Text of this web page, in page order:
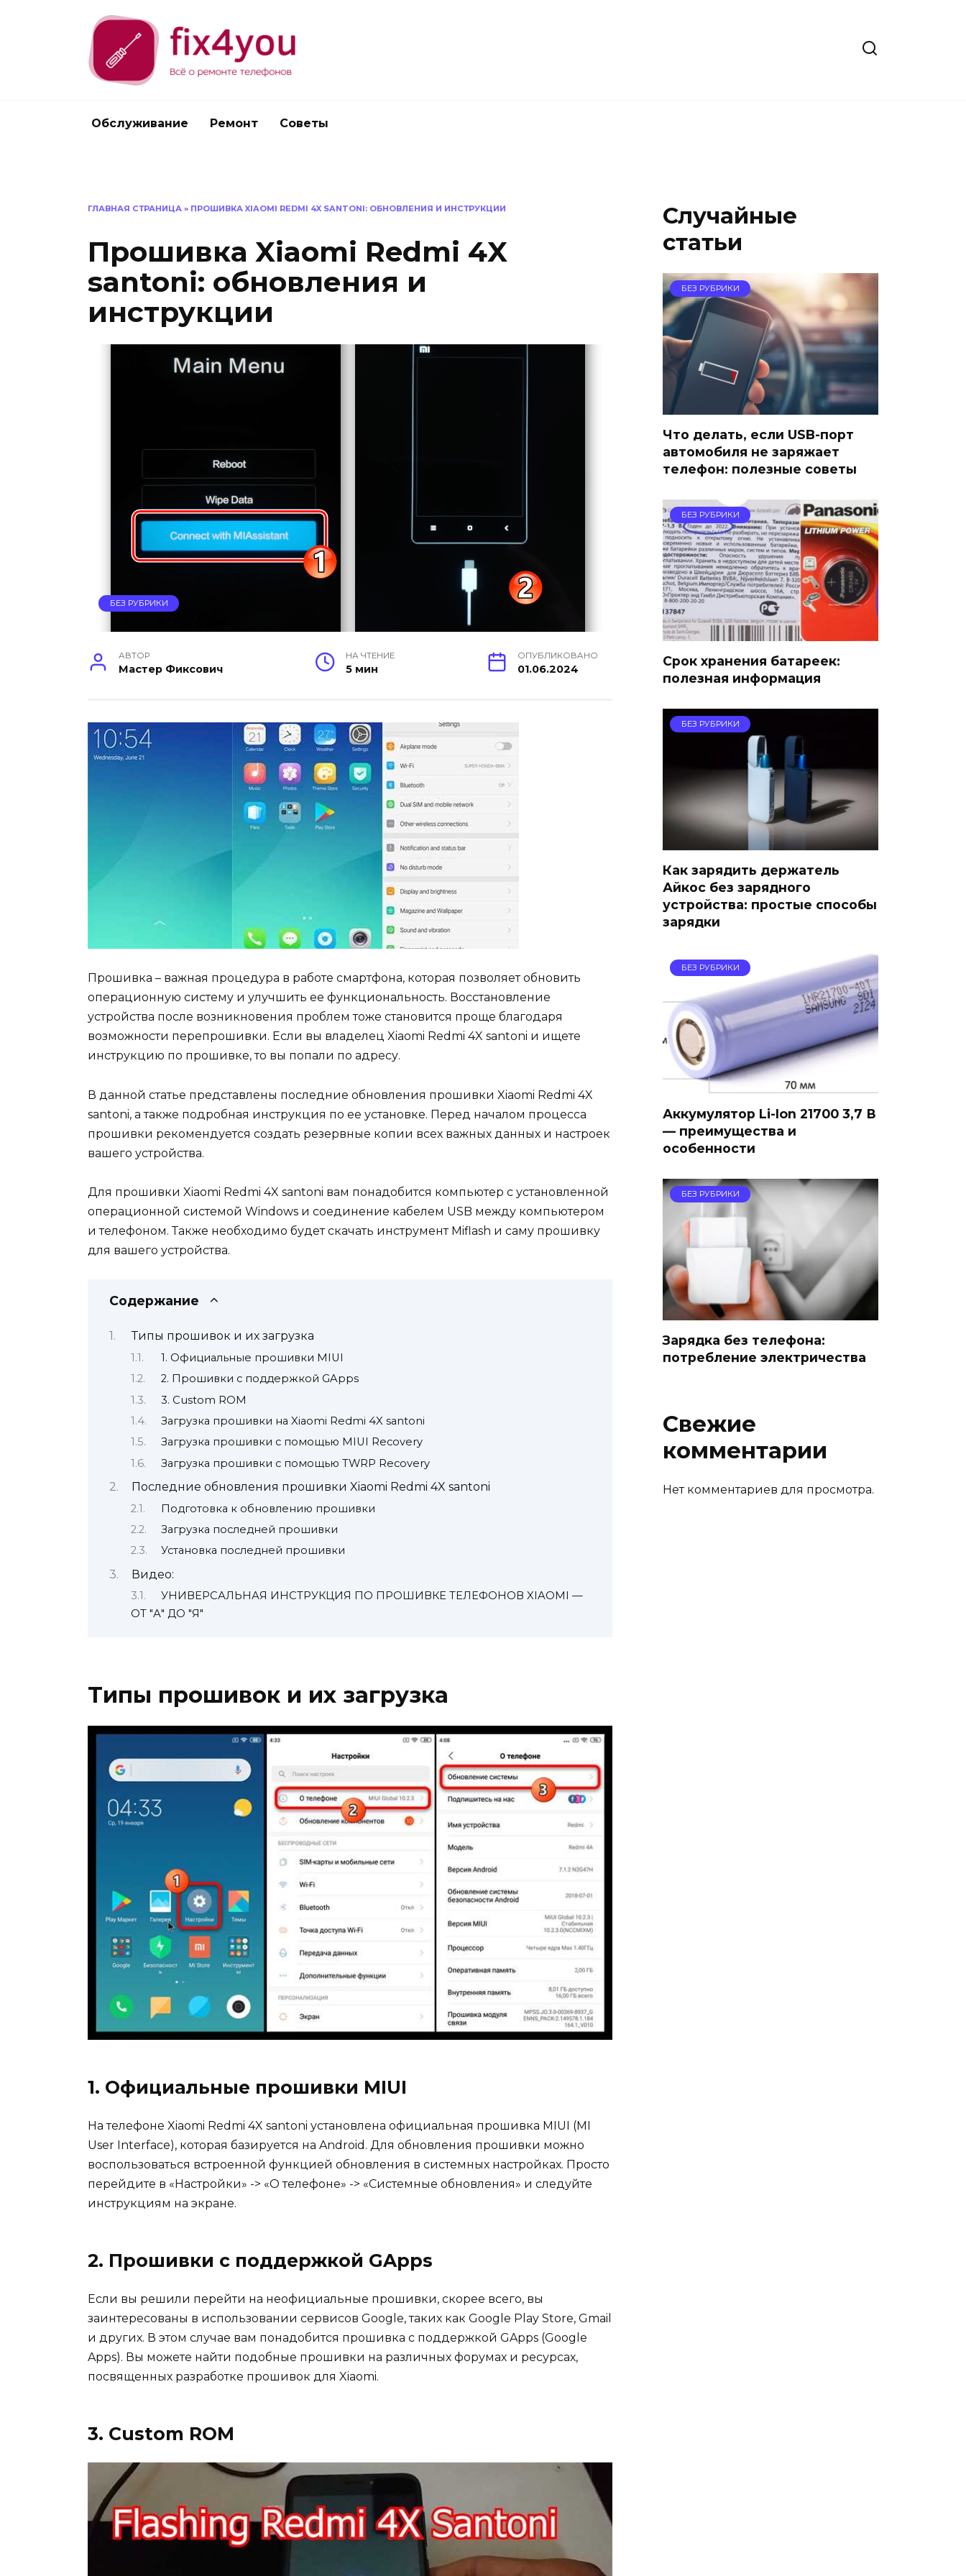
Обслуживание Ремонт Советы
ГЛАВНАЯ СТРАНИЦА » ПРОШИВКА XIAOMI REDMI 4X SANTONI: ОБНОВЛЕНИЯ И ИНСТРУКЦИИ
Прошивка Xiaomi Redmi 4X
santoni: обновления и
инструкции
БЕЗ РУБРИКИ
АВТОР
Мастер Фиксович
НА ЧТЕНИЕ
5 мин
ОПУБЛИКОВАНО
01.06.2024
Прошивка – важная процедура в работе смартфона, которая позволяет обновить
операционную систему и улучшить ее функциональность. Восстановление
устройства после возникновения проблем тоже становится проще благодаря
возможности перепрошивки. Если вы владелец Xiaomi Redmi 4X santoni и ищете
инструкцию по прошивке, то вы попали по адресу.
В данной статье представлены последние обновления прошивки Xiaomi Redmi 4X
santoni, а также подробная инструкция по ее установке. Перед началом процесса
прошивки рекомендуется создать резервные копии всех важных данных и настроек
вашего устройства.
Для прошивки Xiaomi Redmi 4X santoni вам понадобится компьютер с установленной
операционной системой Windows и соединение кабелем USB между компьютером
и телефоном. Также необходимо будет скачать инструмент Miflash и саму прошивку
для вашего устройства.
Содержание
Типы прошивок и их загрузка
1. Официальные прошивки MIUI
2. Прошивки с поддержкой GApps
3. Custom ROM
Загрузка прошивки на Xiaomi Redmi 4X santoni
Загрузка прошивки с помощью MIUI Recovery
Загрузка прошивки с помощью TWRP Recovery
Последние обновления прошивки Xiaomi Redmi 4X santoni
Подготовка к обновлению прошивки
Загрузка последней прошивки
Установка последней прошивки
Видео:
УНИВЕРСАЛЬНАЯ ИНСТРУКЦИЯ ПО ПРОШИВКЕ ТЕЛЕФОНОВ XIAOMI —
ОТ "А" ДО "Я"
Типы прошивок и их загрузка
1. Официальные прошивки MIUI
На телефоне Xiaomi Redmi 4X santoni установлена официальная прошивка MIUI (MI
User Interface), которая базируется на Android. Для обновления прошивки можно
воспользоваться встроенной функцией обновления в системных настройках. Просто
перейдите в «Настройки» -> «О телефоне» -> «Системные обновления» и следуйте
инструкциям на экране.
2. Прошивки с поддержкой GApps
Если вы решили перейти на неофициальные прошивки, скорее всего, вы
заинтересованы в использовании сервисов Google, таких как Google Play Store, Gmail
и других. В этом случае вам понадобится прошивка с поддержкой GApps (Google
Apps). Вы можете найти подобные прошивки на различных форумах и ресурсах,
посвященных разработке прошивок для Xiaomi.
3. Custom ROM
Случайные
статьи
БЕЗ РУБРИКИ
Что делать, если USB-порт
автомобиля не заряжает
телефон: полезные советы
БЕЗ РУБРИКИ
Срок хранения батареек:
полезная информация
БЕЗ РУБРИКИ
Как зарядить держатель
Айкос без зарядного
устройства: простые способы
зарядки
БЕЗ РУБРИКИ
Аккумулятор Li-Ion 21700 3,7 В
— преимущества и
особенности
БЕЗ РУБРИКИ
Зарядка без телефона:
потребление электричества
Свежие
комментарии
Нет комментариев для просмотра.